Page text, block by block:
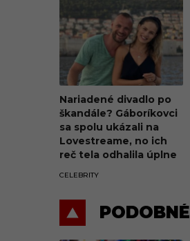
Nariadené divadlo po
škandále? Gáboríkovci
sa spolu ukázali na
Lovestreame, no ich
reč tela odhalila úplne
CELEBRITY
PODOBNÉ